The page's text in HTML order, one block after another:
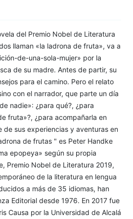
del Premio Nobel de Literatura
llaman «la ladrona de fruta», va a
de-una-sola-mujer» por la
de su madre. Antes de partir, su
para el camino. Pero el relato
con el narrador, que parte un día
nadie»: ¿para qué?, ¿para
fruta»?, ¿para acompañarla en
de sus experiencias y aventuras en
de frutas " es Peter Handke
epopeya» según su propia
Premio Nobel de Literatura 2019,
de la literatura en lengua
a más de 35 idiomas, han
Editorial desde 1976. En 2017 fue
Causa por la Universidad de Alcalá